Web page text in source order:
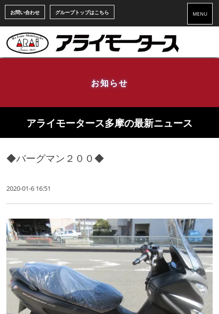
お問い合わせ グループトップはこちら MENU
お知らせ
アライモータース多摩の最新ニュース
◆バーグマン２００◆
2020-01-6 16:51